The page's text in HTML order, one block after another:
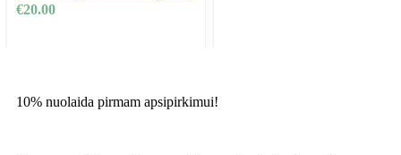
€20.00
10% nuolaida pirmam apsipirkimui!